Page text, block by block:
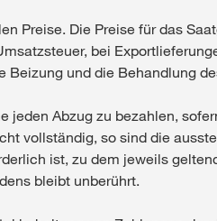
Preise. Die Preise für das
bei
und die Behandlung
Abzug zu bezahlen,
vollständig, so sind die
ist, zu dem jeweils
bleibt unberührt.